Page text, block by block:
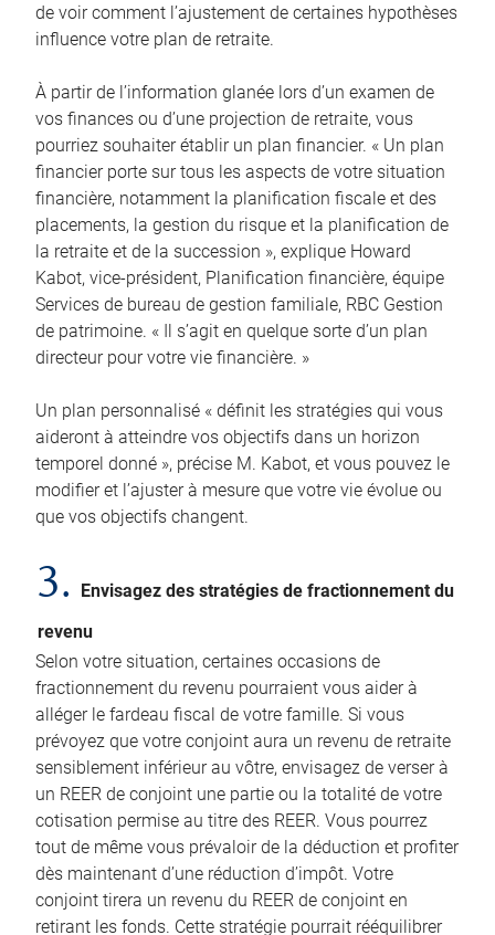
de voir comment l’ajustement de certaines hypothèses
influence votre plan de retraite.
À partir de l’information glanée lors d’un examen de
vos finances ou d’une projection de retraite, vous
pourriez souhaiter établir un plan financier. « Un plan
financier porte sur tous les aspects de votre situation
financière, notamment la planification fiscale et des
placements, la gestion du risque et la planification de
la retraite et de la succession », explique Howard
Kabot, vice-président, Planification financière, équipe
Services de bureau de gestion familiale, RBC Gestion
de patrimoine. « Il s’agit en quelque sorte d’un plan
directeur pour votre vie financière. »
Un plan personnalisé « définit les stratégies qui vous
aideront à atteindre vos objectifs dans un horizon
temporel donné », précise M. Kabot, et vous pouvez le
modifier et l’ajuster à mesure que votre vie évolue ou
que vos objectifs changent.
3.
Envisagez des stratégies de fractionnement du
revenu
Selon votre situation, certaines occasions de
fractionnement du revenu pourraient vous aider à
alléger le fardeau fiscal de votre famille. Si vous
prévoyez que votre conjoint aura un revenu de retraite
sensiblement inférieur au vôtre, envisagez de verser à
un REER de conjoint une partie ou la totalité de votre
cotisation permise au titre des REER. Vous pourrez
tout de même vous prévaloir de la déduction et profiter
dès maintenant d’une réduction d’impôt. Votre
conjoint tirera un revenu du REER de conjoint en
retirant les fonds. Cette stratégie pourrait rééquilibrer